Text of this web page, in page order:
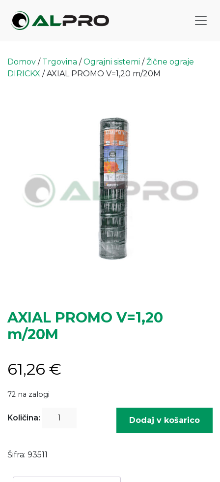
Domov / Trgovina /Ograjni sistemi /Žične ograje
DIRICKX / AXIAL PROMO V=1,20 m/20M
AXIAL PROMO V=1,20
m/20M
61,26 €
72 na zalogi
Količina:
AXIAL
količina
Dodaj v košarico
Šifra: 93511